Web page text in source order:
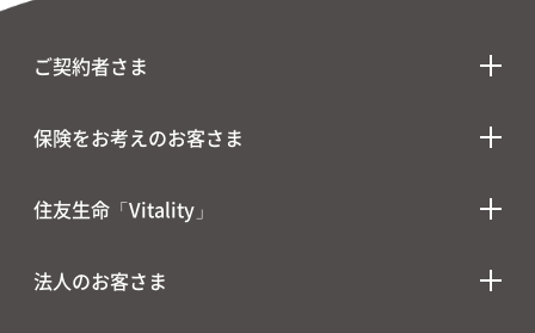
ご契約者さま
保険をお考えのお客さま
住友生命「Vitality」
法人のお客さま